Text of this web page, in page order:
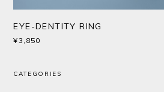
EYE-DENTITY RING
¥3,850
CATEGORIES